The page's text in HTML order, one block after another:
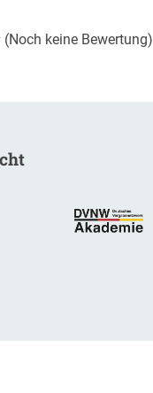
(Noch keine Bewertung)